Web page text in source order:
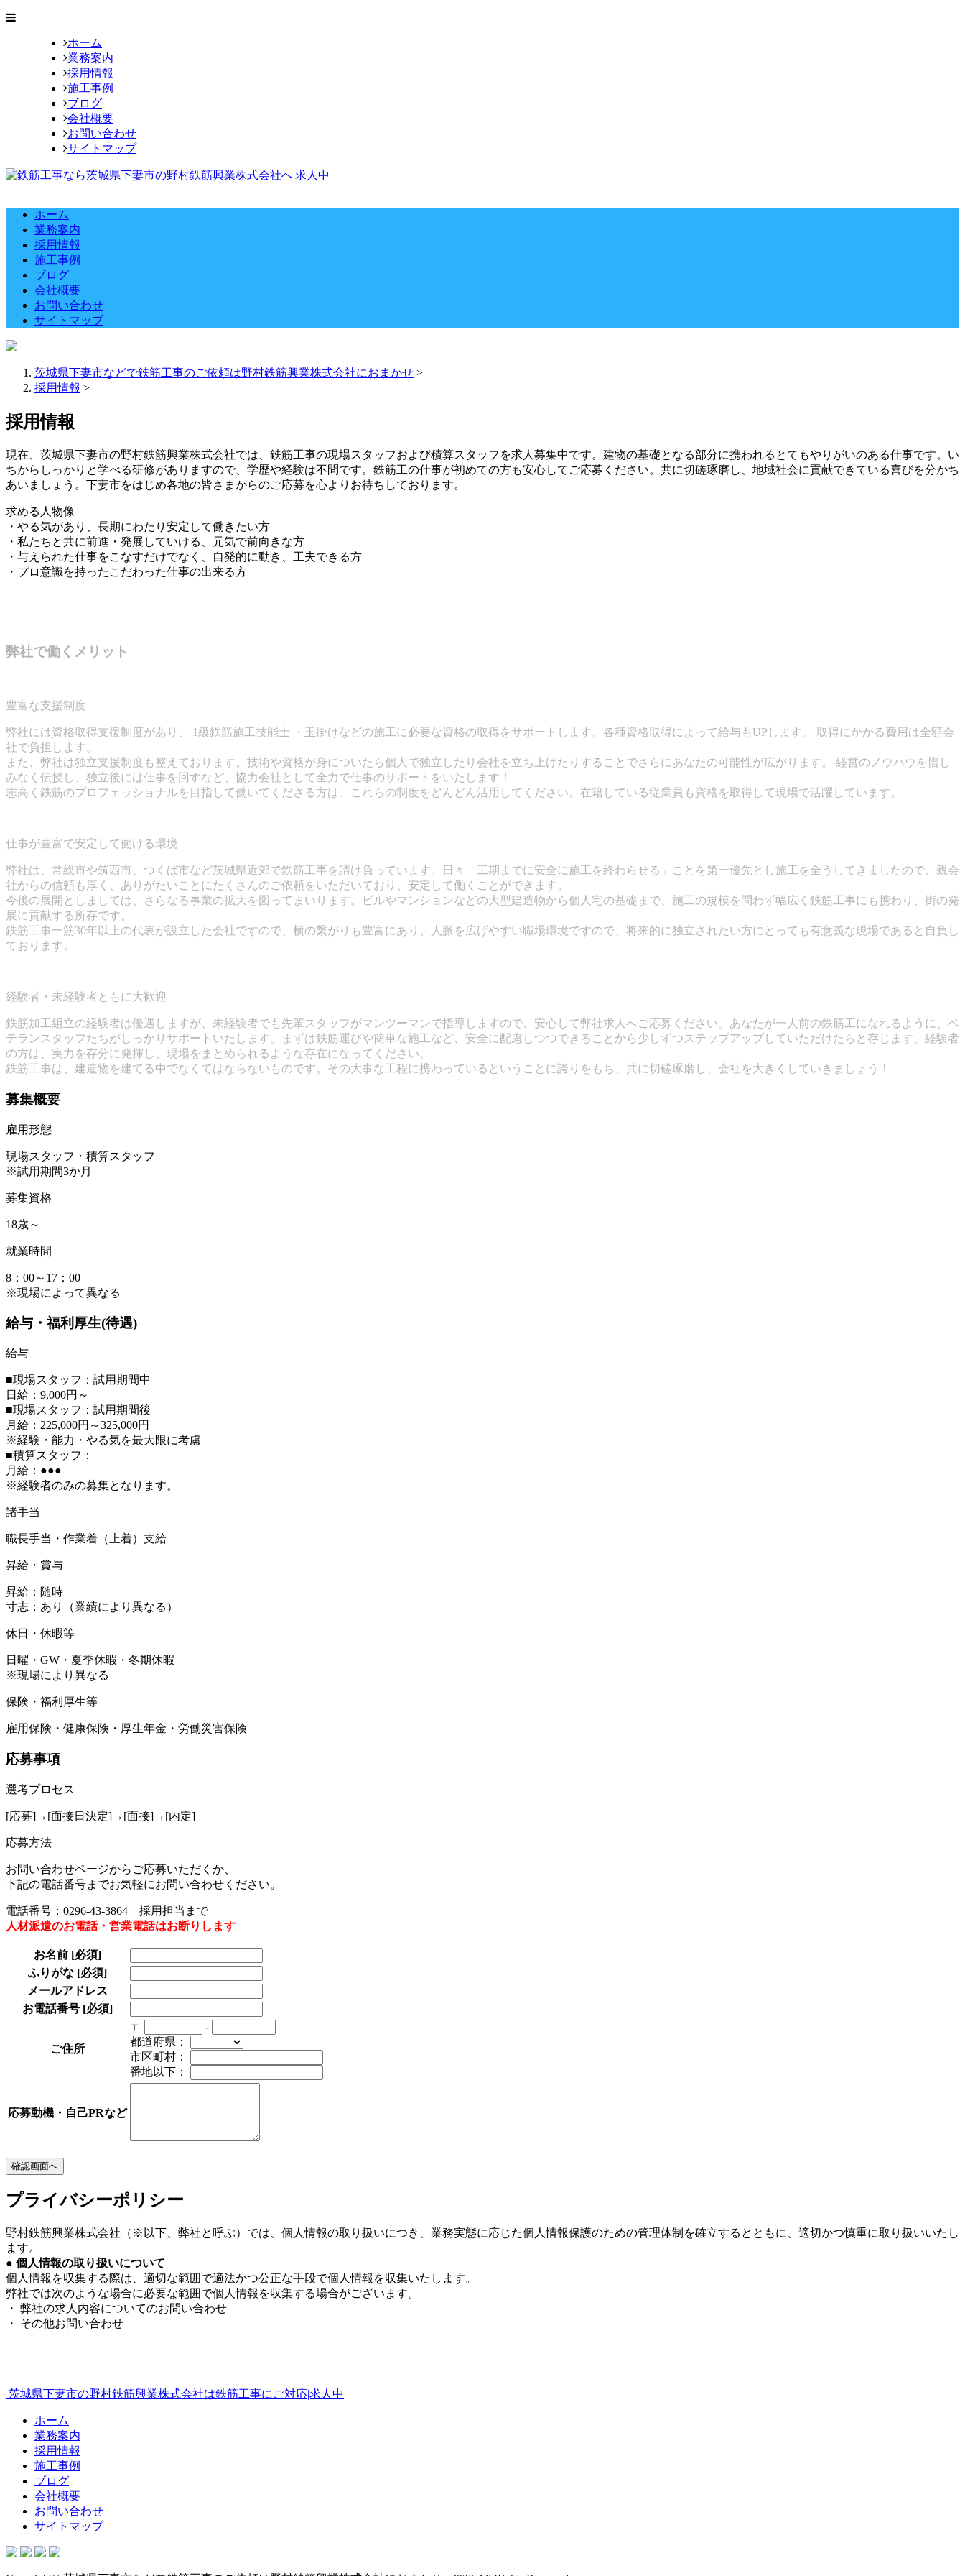
ホーム
業務案内
採用情報
施工事例
ブログ
会社概要
お問い合わせ
サイトマップ
ホーム
業務案内
採用情報
施工事例
ブログ
会社概要
お問い合わせ
サイトマップ
茨城県下妻市などで鉄筋工事のご依頼は野村鉄筋興業株式会社におまかせ >
採用情報 >
採用情報
現在、茨城県下妻市の野村鉄筋興業株式会社では、鉄筋工事の現場スタッフおよび積算スタッフを求人募集中です。建物の基礎となる部分に携われるとてもやりがいのある仕事です。い
ちからしっかりと学べる研修がありますので、学歴や経験は不問です。鉄筋工の仕事が初めての方も安心してご応募ください。共に切磋琢磨し、地域社会に貢献できている喜びを分かち
あいましょう。下妻市をはじめ各地の皆さまからのご応募を心よりお待ちしております。
求める人物像
・やる気があり、長期にわたり安定して働きたい方
・私たちと共に前進・発展していける、元気で前向きな方
・与えられた仕事をこなすだけでなく、自発的に動き、工夫できる方
・プロ意識を持ったこだわった仕事の出来る方
弊社で働くメリット
豊富な支援制度
弊社には資格取得支援制度があり、 1級鉄筋施工技能士 ・玉掛けなどの施工に必要な資格の取得をサポートします。各種資格取得によって給与もUPします。 取得にかかる費用は全額会
社で負担します。
また、弊社は独立支援制度も整えております。技術や資格が身についたら個人で独立したり会社を立ち上げたりすることでさらにあなたの可能性が広がります。 経営のノウハウを惜し
みなく伝授し、独立後には仕事を回すなど、協力会社として全力で仕事のサポートをいたします！
志高く鉄筋のプロフェッショナルを目指して働いてくださる方は、これらの制度をどんどん活用してください。在籍している従業員も資格を取得して現場で活躍しています。
仕事が豊富で安定して働ける環境
弊社は、常総市や筑西市、つくば市など茨城県近郊で鉄筋工事を請け負っています。日々「工期までに安全に施工を終わらせる」ことを第一優先とし施工を全うしてきましたので、親会
社からの信頼も厚く、ありがたいことにたくさんのご依頼をいただいており、安定して働くことができます。
今後の展開としましては、さらなる事業の拡大を図ってまいります。ビルやマンションなどの大型建造物から個人宅の基礎まで、施工の規模を問わず幅広く鉄筋工事にも携わり、街の発
展に貢献する所存です。
鉄筋工事一筋30年以上の代表が設立した会社ですので、横の繋がりも豊富にあり、人脈を広げやすい職場環境ですので、将来的に独立されたい方にとっても有意義な現場であると自負し
ております。
経験者・未経験者ともに大歓迎
鉄筋加工組立の経験者は優遇しますが、未経験者でも先輩スタッフがマンツーマンで指導しますので、安心して弊社求人へご応募ください。あなたが一人前の鉄筋工になれるように、ベ
テランスタッフたちがしっかりサポートいたします。まずは鉄筋運びや簡単な施工など、安全に配慮しつつできることから少しずつステップアップしていただけたらと存じます。経験者
の方は、実力を存分に発揮し、現場をまとめられるような存在になってください。
鉄筋工事は、建造物を建てる中でなくてはならないものです。その大事な工程に携わっているということに誇りをもち、共に切磋琢磨し、会社を大きくしていきましょう！
募集概要
雇用形態
現場スタッフ・積算スタッフ
※試用期間3か月
募集資格
18歳～
就業時間
8：00～17：00
※現場によって異なる
給与・福利厚生(待遇)
給与
■現場スタッフ：試用期間中
日給：9,000円～
■現場スタッフ：試用期間後
月給：225,000円～325,000円
※経験・能力・やる気を最大限に考慮
■積算スタッフ：
月給：●●●
※経験者のみの募集となります。
諸手当
職長手当・作業着（上着）支給
昇給・賞与
昇給：随時
寸志：あり（業績により異なる）
休日・休暇等
日曜・GW・夏季休暇・冬期休暇
※現場により異なる
保険・福利厚生等
雇用保険・健康保険・厚生年金・労働災害保険
応募事項
選考プロセス
[応募]→[面接日決定]→[面接]→[内定]
応募方法
お問い合わせページからご応募いただくか、
下記の電話番号までお気軽にお問い合わせください。
電話番号：0296-43-3864 採用担当まで
人材派遣のお電話・営業電話はお断りします
お名前 [必須]
ふりがな [必須]
メールアドレス
お電話番号 [必須]
ご住所
〒
-
都道府県：
市区町村：
番地以下：
応募動機・自己PRなど
プライバシーポリシー
野村鉄筋興業株式会社（※以下、弊社と呼ぶ）では、個人情報の取り扱いにつき、業務実態に応じた個人情報保護のための管理体制を確立するとともに、適切かつ慎重に取り扱いいたし
ます。
● 個人情報の取り扱いについて
個人情報を収集する際は、適切な範囲で適法かつ公正な手段で個人情報を収集いたします。
弊社では次のような場合に必要な範囲で個人情報を収集する場合がございます。
・ 弊社の求人内容についてのお問い合わせ
・ その他お問い合わせ
茨城県下妻市の野村鉄筋興業株式会社は鉄筋工事にご対応|求人中
ホーム
業務案内
採用情報
施工事例
ブログ
会社概要
お問い合わせ
サイトマップ